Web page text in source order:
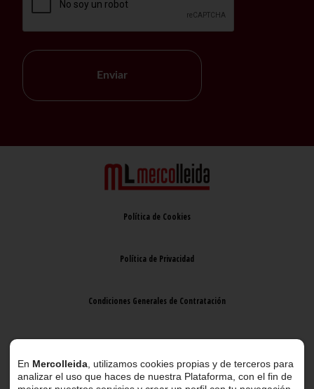
Enviar
Política de Cookies
Política de Privacidad
Condiciones Generales de Contratación
En Mercolleida , utilizamos cookies propias y de terceros para
analizar el uso que haces de nuestra Plataforma, con el fin de